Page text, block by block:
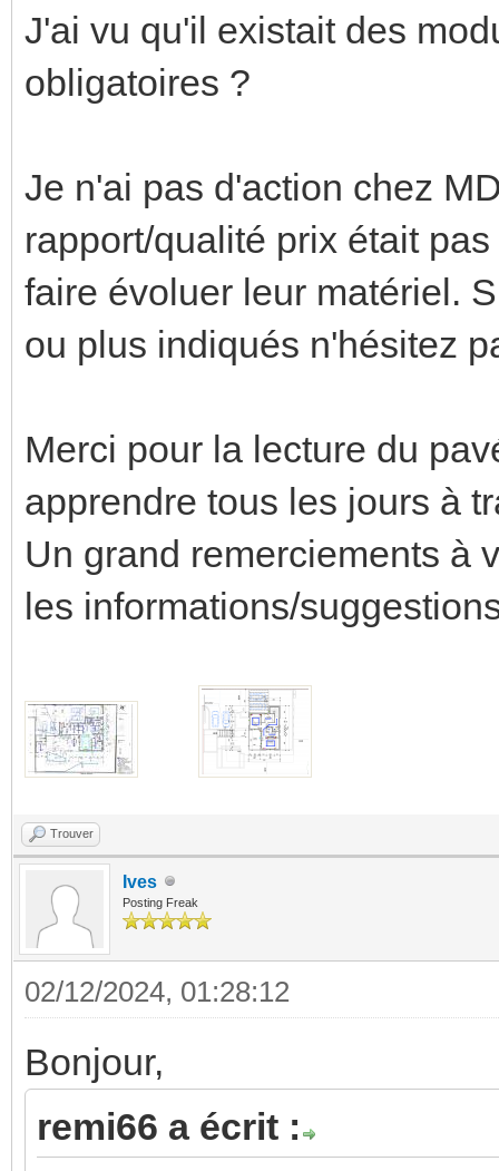
J'ai vu qu'il existait des
obligatoires ?
Je n'ai pas d'action chez
rapport/qualité prix était
faire évoluer leur matériel.
ou plus indiqués n'hésitez
Merci pour la lecture du
apprendre tous les jours à
Un grand remerciements à
les informations/
Trouver
Ives
Posting Freak
02/12/2024, 01:28:12
Bonjour,
remi66 a écrit :